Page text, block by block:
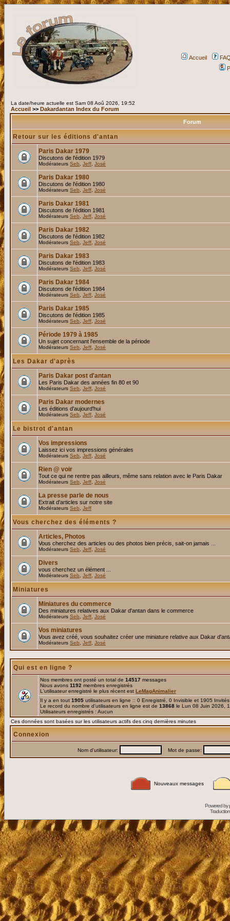
Accueil
La date/heure actuelle est Sam 08 Aoû 2026, 19:52
Accueil >> Dakardantan Index du Forum
Forum
Retour sur les éditions d'antan
Paris Dakar 1979
Discutons de l'édition 1979
Modérateurs Seb Jeff José
Paris Dakar 1980
Discutons de l'édition 1980
Modérateurs Seb Jeff José
Paris Dakar 1981
Discutons de l'édition 1981
Modérateurs Seb Jeff José
Paris Dakar 1982
Discutons de l'édition 1982
Modérateurs Seb Jeff José
Paris Dakar 1983
Discutons de l'édition 1983
Modérateurs Seb Jeff José
Paris Dakar 1984
Discutons de l'édition 1984
Modérateurs Seb Jeff José
Paris Dakar 1985
Discutons de l'édition 1985
Modérateurs Seb Jeff José
Période 1979 à 1985
Un sujet concernant l'ensemble de la période
Modérateurs Seb Jeff José
Les Dakar d'après
Paris Dakar post d'antan
Les Paris Dakar des années fin 80 et 90
Modérateurs Seb Jeff José
Paris Dakar modernes
Les éditions d'aujourd'hui
Modérateurs Seb Jeff José
Le bistrot d'antan
Vos impressions
Laissez ici vos impressions générales
Modérateurs Seb Jeff José
Rien @ voir
Tout ce qui ne rentre pas ailleurs, même sans relation avec le Paris Dakar
Modérateurs Seb Jeff José
La presse parle de nous
Extrait d'articles sur notre site
Modérateurs Seb Jeff
Vous cherchez des éléments ?
Articles, Photos
Vous cherchez des articles ou des photos bien précis, sait-on jamais ...
Modérateurs Seb Jeff José
Divers
vous cherchez un élément ...
Modérateurs Seb Jeff José
Miniatures
Miniatures du commerce
Des miniatures relatives aux Dakar d'antan dans le commerce
Modérateurs Seb Jeff José
Vos miniatures
Vous avez créé, vous souhaitez créer une miniature relative aux Dakar
Modérateurs Seb Jeff José
Qui est en ligne ?
Nos membres ont posté un total de 14517 messages
Nous avons 1192 membres enregistrés
L'utilisateur enregistré le plus récent est LeMagAnimalier
Il y a en tout 1905 utilisateurs en ligne :: 0 Enregistré, 0 Invisible et 1905
Le record du nombre d'utilisateurs en ligne est de 13868 le Lun 08 Juin 2026,
Utilisateurs enregistrés : Aucun
Ces données sont basées sur les utilisateurs actifs des cinq dernières minutes
Connexion
Nom d'utilisateur: Mot de passe:
Nouveaux messages
Powered by